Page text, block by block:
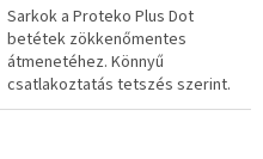
Sarkok a Proteko Plus Dot
betétek zökkenőmentes
átmenetéhez. Könnyű
csatlakoztatás tetszés szerint.
Kombinálható a rámpával.